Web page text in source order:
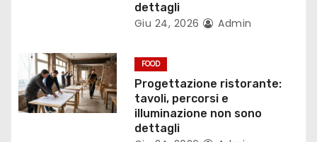
t
i
dettagli
Giu 24, 2026 Admin
FOOD
Progettazione ristorante:
tavoli, percorsi e
illuminazione non sono
dettagli